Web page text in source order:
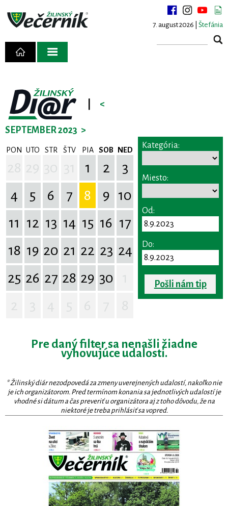
7. august 2026 | Štefánia
<
SEPTEMBER 2023 >
PON UTO STR ŠTV PIA SOB NED
1 2
3
4
5 6 7 8 9 10
11 12 13 14 15 16 17
18 19 20 21 22 23 24
25 26 27 28 29 30
Kategória:
Miesto:
Od:
Do:
Pošli nám tip
Pre daný filter sa nenašli žiadne
vyhovujúce udalosti.
* Žilinský diár nezodpovedá za zmeny uverejnených udalostí, nakoľko nie
je ich organizátorom. Pred termínom konania sa jednotlivých udalostí je
vhodné si dátum a čas preveriť u organizátora aj z toho dôvodu, že na
niektoré je treba prihlásiť sa vopred.